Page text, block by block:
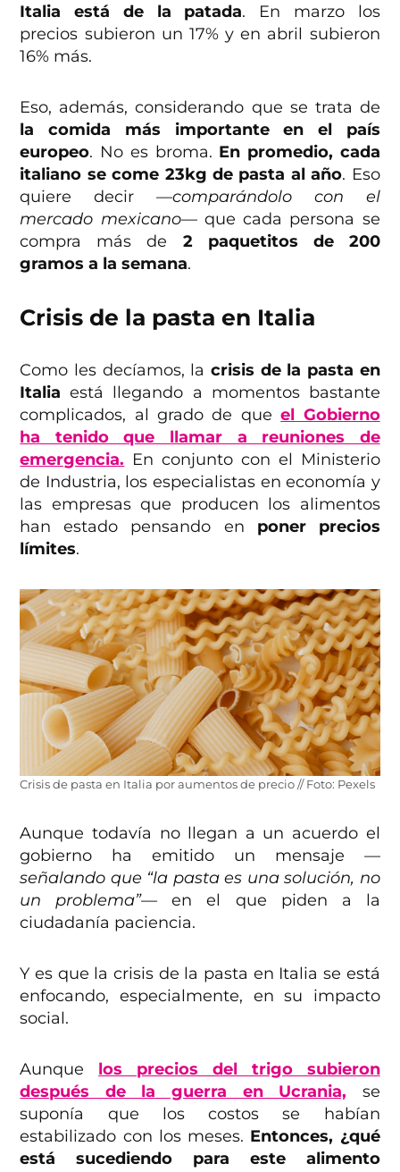
Italia está de la patada. En marzo los
precios subieron un 17% y en abril subieron
16% más.
Eso, además, considerando que se trata de
la comida más importante en el país
europeo. No es broma. En promedio, cada
italiano se come 23kg de pasta al año. Eso
quiere decir —comparándolo con el
mercado mexicano—que cada persona se
compra más de 2 paquetitos de 200
gramos a la semana.
Crisis de la pasta en Italia
Como les decíamos, la crisis de la pasta en
Italiaestá llegando a momentos bastante
complicados, al grado de queel Gobierno
ha tenido que llamar a reuniones de
emergencia. En conjunto con el Ministerio
de Industria, los especialistas en economía y
las empresas que producen los alimentos
han estado pensando en poner precios
límites.
Crisis de pasta en Italia por aumentos de precio // Foto: Pexels
Aunque todavía no llegan a un acuerdo el
gobierno ha emitido un mensaje —
señalando que “la pasta es una solución, no
un problema”— en el que piden a la
ciudadanía paciencia.
Y es que la crisis de la pasta en Italia se está
enfocando, especialmente, en su impacto
social.
Aunque los precios del trigo subieron
después de la guerra en Ucrania, se
suponía que los costos se habían
estabilizado con los meses. Entonces, ¿qué
está sucediendo para este alimento